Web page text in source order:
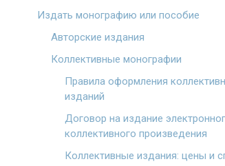
Издать монографию или пособие
Авторские издания
Коллективные монографии
Правила оформления
изданий
Договор на издание
коллективного произведения
Коллективные издания: цены и